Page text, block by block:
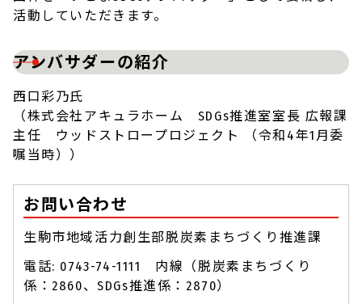
活動していただきます。
アンバサダーの紹介
西口彩乃氏
（株式会社アキュラホーム SDGs推進室室長 広報課
主任 ウッドストロープロジェクト （令和4年1月委
嘱当時））
お問い合わせ
生駒市地域活力創生部脱炭素まちづくり推進課
電話: 0743-74-1111 内線（脱炭素まちづくり
係：2860、SDGs推進係：2870）